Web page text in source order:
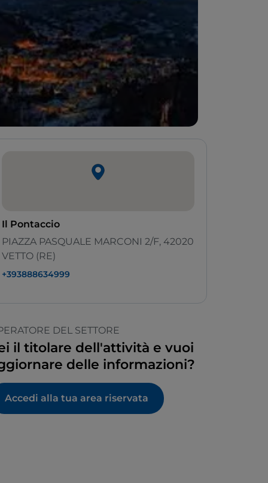
Il Pontaccio
PIAZZA PASQUALE MARCONI 2/F, 42020
VETTO (RE)
+393888634999
DEL SETTORE
il titolare dell'attività e vuoi
delle informazioni?
Accedi alla tua area riservata